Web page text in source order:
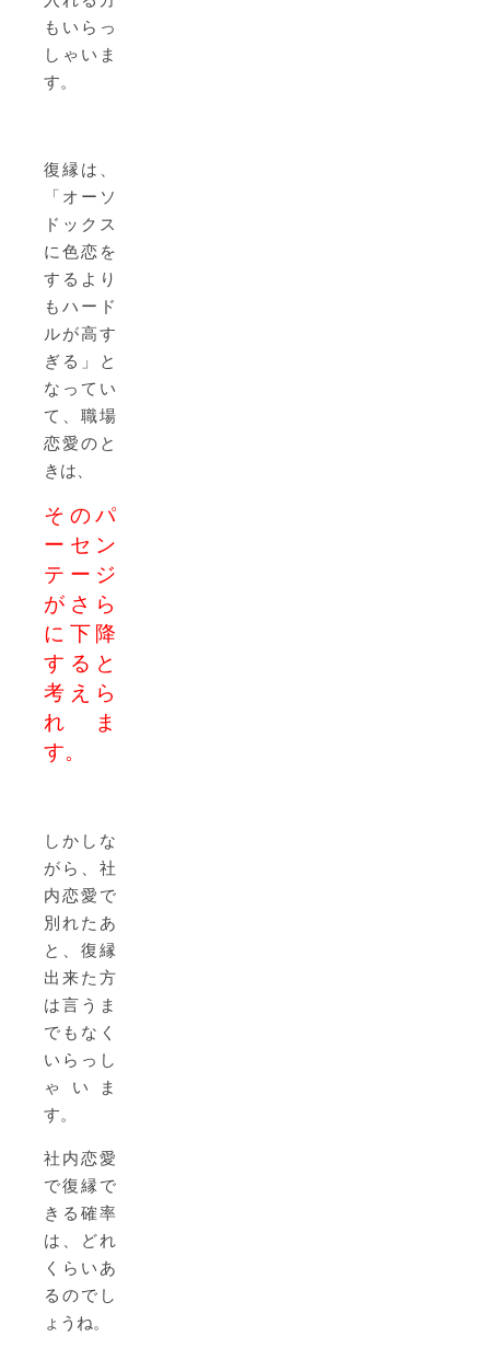
もいらっ
しゃいま
す。
復縁は、
「オーソ
ドックス
に色恋を
するより
もハード
ルが高す
ぎる」と
なってい
て、職場
恋愛のと
きは、
そのパ
ーセン
テージ
がさら
に下降
すると
考えら
れま
す。
しかしな
がら、社
内恋愛で
別れたあ
と、復縁
出来た方
は言うま
でもなく
いらっし
ゃいま
す。
社内恋愛
で復縁で
きる確率
は、どれ
くらいあ
るのでし
ょうね。